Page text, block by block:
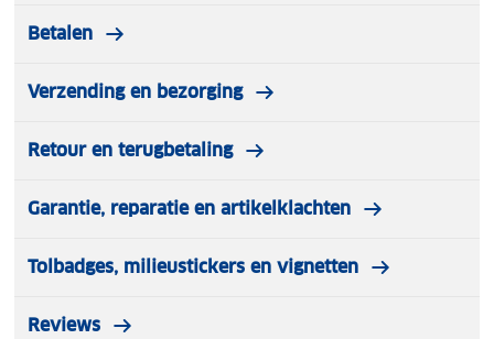
Betalen
Verzending en bezorging
Retour en terugbetaling
Garantie, reparatie en artikelklachten
Tolbadges, milieustickers en vignetten
Reviews